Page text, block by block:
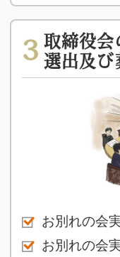
3 取締役
選出及び
お別れの会
お別れの会